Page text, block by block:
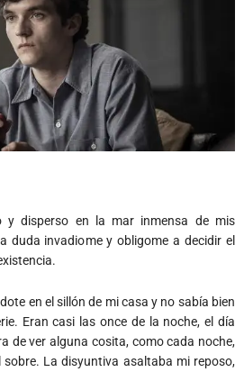
y disperso en la mar inmensa de mis
duda invadiome y obligome a decidir el
en el sillón de mi casa y no sabía bien
Eran casi las once de la noche, el día
de ver alguna cosita, como cada noche,
La disyuntiva asaltaba mi reposo,